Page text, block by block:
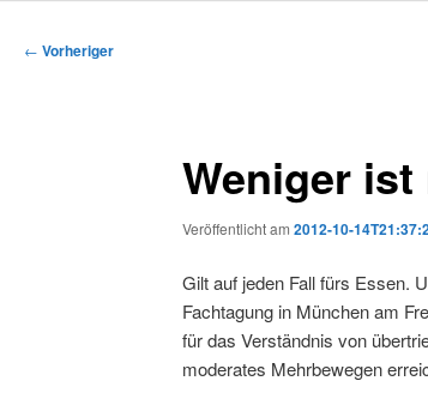
Beitragsnavigation
← Vorheriger
Weniger ist
Veröffentlicht am 2012-10-
Gilt auf jeden Fall fürs Essen.
Fachtagung in München am
für das Verständnis von
moderates Mehrbewegen